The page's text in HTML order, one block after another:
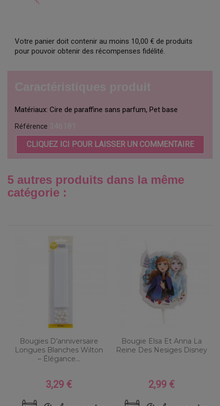
Votre panier doit contenir au moins 10,00 € de produits
pour pouvoir obtenir des récompenses fidélité.
Matériaux: Cire de paraffine sans parfum, Pet base
Référence
CLIQUEZ ICI POUR LAISSER UN COMMENTAIRE
5 autres produits dans la même
catégorie :
Bougies D’anniversaire
Longues Blanches Wilton
– Élégance...
Prix
3,29 €
Bougie Elsa Et Anna La
Reine Des Nesiges Disney
Prix
2,99 €